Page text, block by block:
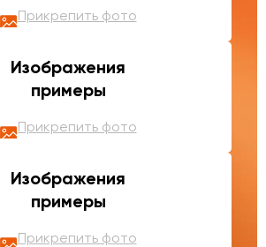
Прикрепить фото
Изображения
примеры
Прикрепить фото
Изображения
примеры
Прикрепить фото